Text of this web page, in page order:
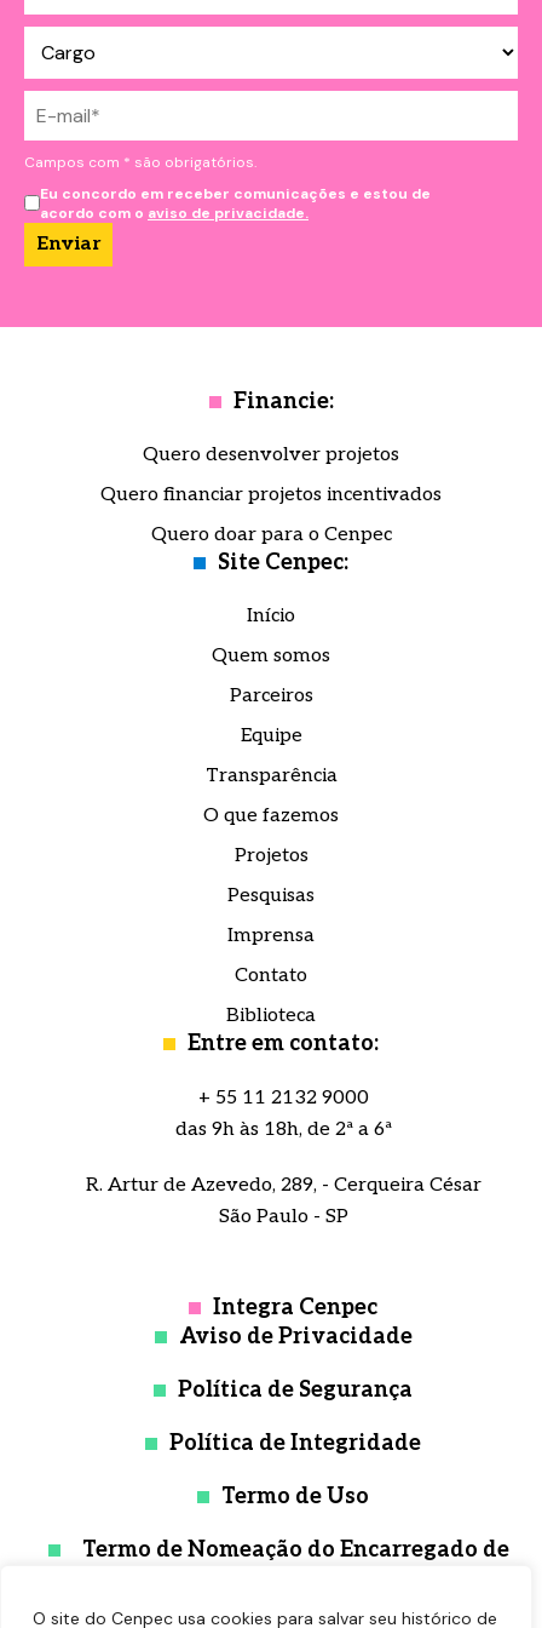
O site do Cenpec usa cookies para salvar seu histórico de
Campos com * são obrigatórios.
Eu concordo em receber comunicações e estou de
acordo com o aviso de privacidade.
Financie:
Quero desenvolver projetos
Quero financiar projetos incentivados
Quero doar para o Cenpec
Site Cenpec:
Início
Quem somos
Parceiros
Equipe
Transparência
O que fazemos
Projetos
Pesquisas
Imprensa
Contato
Biblioteca
Entre em contato:
+ 55 11 2132 9000
das 9h às 18h, de 2ª a 6ª
R. Artur de Azevedo, 289, - Cerqueira César
São Paulo - SP
Integra Cenpec
Aviso de Privacidade
Política de Segurança
Política de Integridade
Termo de Uso
Termo de Nomeação do Encarregado de